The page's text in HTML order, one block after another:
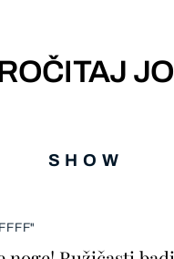
SHOW